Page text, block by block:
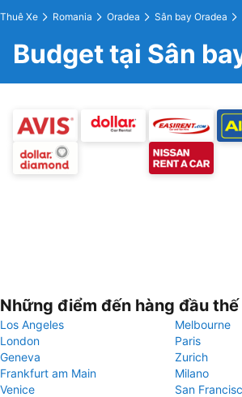
Thuê Xe Romania Oradea Sân bay Oradea
Budget tại Sân
Những điểm đến hàng đầu
Los Angeles
Melbourne
London
Paris
Geneva
Zurich
Frankfurt am Main
Milano
Venice
San